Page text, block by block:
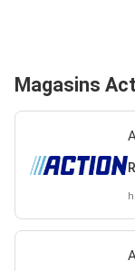
Magasins